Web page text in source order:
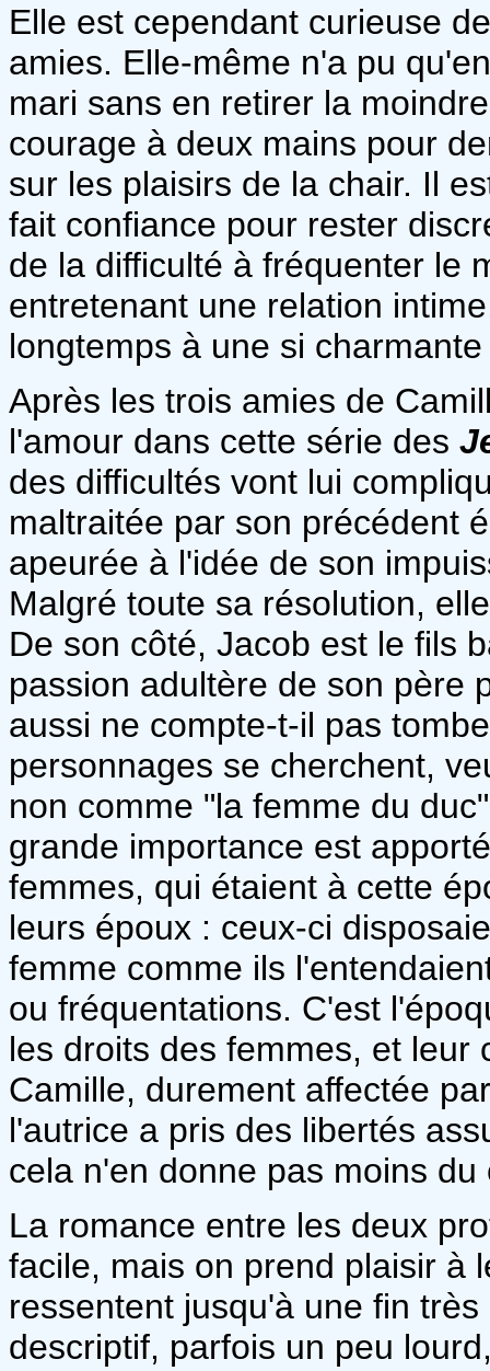
Elle est cependant curieuse
amies. Elle-même n'a pu
mari sans en retirer la
courage à deux mains pour
sur les plaisirs de la chair. Il
fait confiance pour rester
de la difficulté à fréquenter le
entretenant une relation
longtemps à une si
Après les trois amies de
l'amour dans cette série des
des difficultés vont lui
maltraitée par son précédent
apeurée à l'idée de son
Malgré toute sa résolution,
De son côté, Jacob est le fils
passion adultère de son père
aussi ne compte-t-il pas
personnages se cherchent,
non comme "la femme du
grande importance est
femmes, qui étaient à cette
leurs époux : ceux-ci
femme comme ils
ou fréquentations. C'est
les droits des femmes, et
Camille, durement affectée
l'autrice a pris des libertés
cela n'en donne pas moins
La romance entre les deux
facile, mais on prend plaisir à
ressentent jusqu'à une fin
descriptif, parfois un peu